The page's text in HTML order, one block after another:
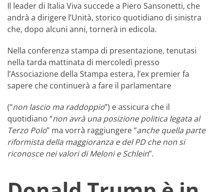
Il leader di Italia Viva succede a Piero Sansonetti, che
andrà a dirigere l’Unità, storico quotidiano di sinistra
che, dopo alcuni anni, tornerà in edicola.
Nella conferenza stampa di presentazione, tenutasi
nella tarda mattinata di mercoledì presso
l’Associazione della Stampa estera, l’ex premier fa
sapere che continuerà a fare il parlamentare
(“non lascio ma raddoppio”) e assicura che il
quotidiano “non avrà una posizione politica legata al
Terzo Polo” ma vorrà raggiungere “anche quella parte
riformista della maggioranza e del PD che non si
riconosce nei valori di Meloni e Schlein”.